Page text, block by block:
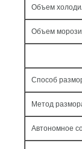
Объем
Объем
Способ
Метод
Автономное